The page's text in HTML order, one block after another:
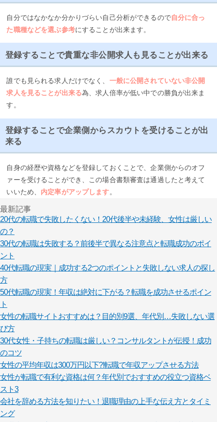
自分ではなかなか分かりづらい自己分析ができるので自分に合っ
た職種などを選ぶ参考にすることが出来ます。
登録することで貴重な非公開求人も見ることが出来る
誰でも見られる求人だけでなく、 一般に公開されていない非公開
求人を見ることが出来る為、求人倍率が低い中での勝負が出来ま
す。
登録することで企業側からスカウトを受けることが出
来る
自身の経歴や資格などを登録しておくことで、企業側からのオフ
ァーを受けることができ、この場合書類審査は通過したと考えて
いいため、 内定率がアップします。
最新記事
20代の転職で失敗したくない！20代後半や未経験、女性は厳しい
の？
30代の転職は失敗する？前後半で異なる注意点と転職成功のポイ
ント
40代転職の現実｜成功する2つのポイントと失敗しない求人の探し
方
50代転職の現実！年収は絶対に下がる？転職を成功させるポイン
ト
女性の転職サイトおすすめは？目的別9選、年代別…失敗しない選
び方
30代女性・子持ちの転職は厳しい？コンサルタントが伝授！成功
のコツ
女性の平均年収は300万円以下?!転職で年収アップさせる方法
女性が転職で有利な資格は何？年代別でおすすめの役立つ資格ベ
スト3
会社を辞める方法を知りたい！退職理由の上手な伝え方とタイミ
ング